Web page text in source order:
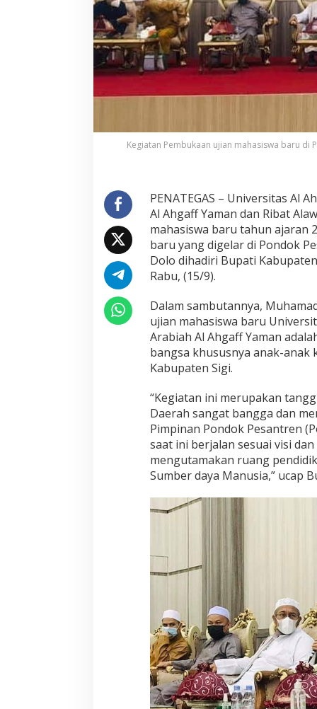
a
n
M
a
r
z
L
o
h
A
r
a
b
i
a
B
u
k
a
U
j
a
n
S
e
l
e
k
i
s
B
a
r
u
Kegiatan Pembukaan ujian mahasiswa baru di
PENATEGAS – Universitas Al
Al Ahgaff Yaman dan Ribat
mahasiswa baru tahun ajaran
baru yang digelar di Pondok
Dolo dihadiri Bupati
Rabu, (15/9).
Dalam sambutannya,
ujian mahasiswa baru
Arabiah Al Ahgaff Yaman
bangsa khususnya anak-anak
Kabupaten Sigi.
“Kegiatan ini merupakan
Daerah sangat bangga dan
Pimpinan Pondok Pesantren
saat ini berjalan sesuai visi
mengutamakan ruang
Sumber daya Manusia,” ucap